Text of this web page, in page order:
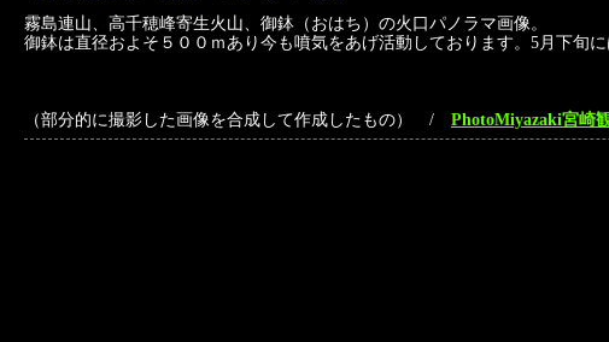
霧島連山、高千穂峰寄生火山、御鉢（おはち）の火口パノラマ画像。
御鉢は直径およそ５００ｍあり今も噴気をあげ活動しております。5月下旬
（部分的に撮影した画像を合成して作成したもの） / PhotoMiyazaki宮崎